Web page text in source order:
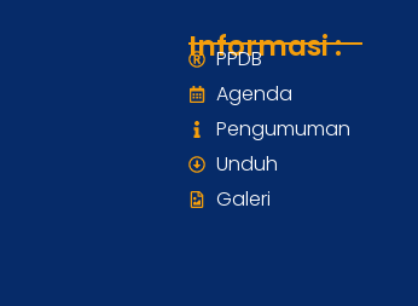
Informasi :
PPDB
Agenda
Pengumuman
Unduh
Galeri